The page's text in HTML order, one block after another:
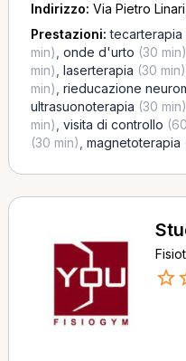
Indirizzo: Via Pietro
Prestazioni:tecarterapia
min) onde d'urto (30 min)
min) laserterapia (30 min)
min) rieducazione
ultrasuonoterapia (30 min)
min) visita di controllo
(30 min) magnetoterapia